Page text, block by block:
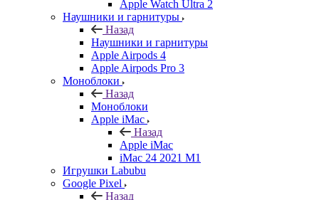
Apple Watch Ultra 2
Наушники и гарнитуры
Назад
Наушники и гарнитуры
Apple Airpods 4
Apple Airpods Pro 3
Моноблоки
Назад
Моноблоки
Apple iMac
Назад
Apple iMac
iMac 24 2021 M1
Игрушки Labubu
Google Pixel
Назад